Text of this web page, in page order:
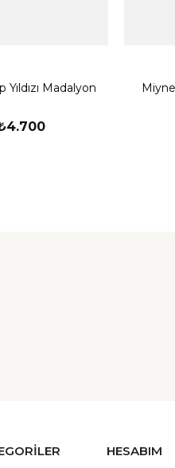
Yıldızı Madalyon
HESABIM